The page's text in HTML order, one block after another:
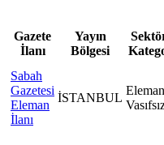
Gazete
İlanı
Yayın
Bölgesi
Sabah
Gazetesi
Eleman
İlanı
İSTANBUL